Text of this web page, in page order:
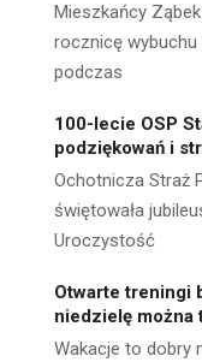
Mieszkańcy
rocznicę
podczas
100-lecie OSP
podziękowań i
Ochotnicza Straż
świętowała
Uroczystość
Otwarte treningi
niedzielę można
Wakacje to dobry